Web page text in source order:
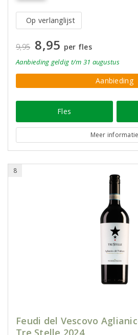
Op verlanglijst
9,95 8,95 per fles
Aanbieding geldig t/m 31 augustus
Aanbieding
Fles
Meer informatie
8
Feudi del Vescovo
Tre Stelle 2024